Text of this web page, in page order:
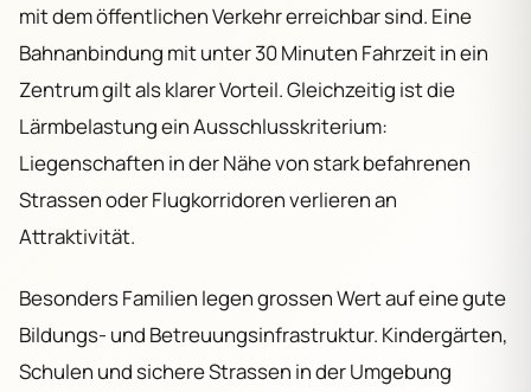
mit dem öffentlichen Verkehr erreichbar sind. Eine
Bahnanbindung mit unter 30 Minuten Fahrzeit in ein
Zentrum gilt als klarer Vorteil. Gleichzeitig ist die
Lärmbelastung ein Ausschlusskriterium:
Liegenschaften in der Nähe von stark befahrenen
Strassen oder Flugkorridoren verlieren an
Attraktivität.
Besonders Familien legen grossen Wert auf eine gute
Bildungs- und Betreuungsinfrastruktur. Kindergärten,
Schulen und sichere Strassen in der Umgebung